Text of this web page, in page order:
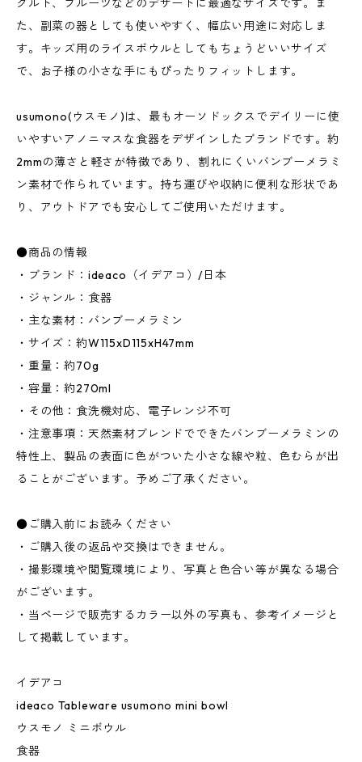
グルト、フルーツなどのデザートに最適なサイズです。ま
た、副菜の器としても使いやすく、幅広い用途に対応しま
す。キッズ用のライスボウルとしてもちょうどいいサイズ
で、お子様の小さな手にもぴったりフィットします。
usumono(ウスモノ)は、最もオーソドックスでデイリーに使
いやすいアノニマスな食器をデザインしたブランドです。約
2mmの薄さと軽さが特徴であり、割れにくいバンブーメラミ
ン素材で作られています。持ち運びや収納に便利な形状であ
り、アウトドアでも安心してご使用いただけます。
●商品の情報
・ブランド：ideaco（イデアコ）/日本
・ジャンル：食器
・主な素材：バンブーメラミン
・サイズ：約W115xD115xH47mm
・重量：約70g
・容量：約270ml
・その他：食洗機対応、電子レンジ不可
・注意事項：天然素材ブレンドでできたバンブーメラミンの
特性上、製品の表面に色がついた小さな線や粒、色むらが出
ることがございます。予めご了承ください。
●ご購入前にお読みください
・ご購入後の返品や交換はできません。
・撮影環境や閲覧環境により、写真と色合い等が異なる場合
がございます。
・当ページで販売するカラー以外の写真も、参考イメージと
して掲載しています。
イデアコ
ideaco Tableware usumono mini bowl
ウスモノ ミニボウル
食器